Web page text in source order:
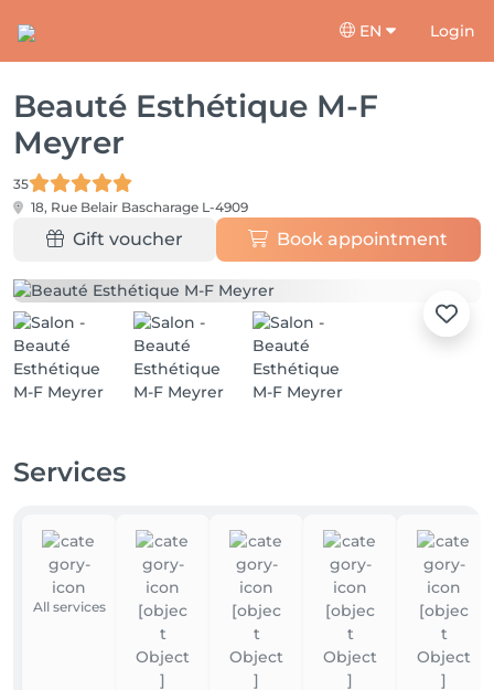
EN Login
Beauté Esthétique M-F
Meyrer
35
18, Rue Belair Bascharage L-4909
Gift voucher Book appointment
Services
All services